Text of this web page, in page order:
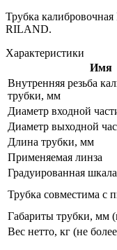
Трубка
RILAND.
Характеристики
Имя
Внутренняя резьба
трубки, мм
Диаметр входной
Диаметр выходной
Длина трубки, мм
Применяемая линза
Градуированная шкала
Трубка совместима с
Габариты трубки, мм
Вес нетто, кг (не